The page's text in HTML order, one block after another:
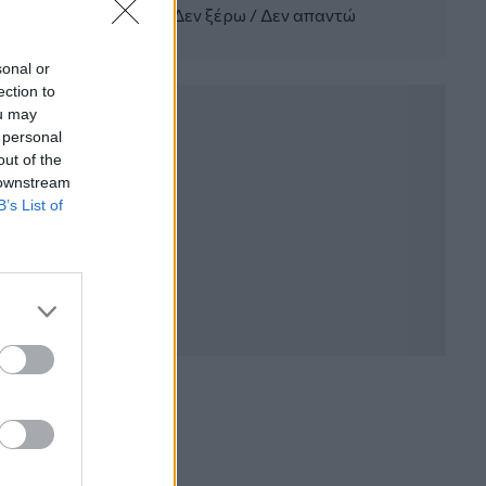
or
to
may
of the
List of
Σπύρος Γεωργαράς - «ΥΓΕΙΑ» /
Δεν ξέρω / Δεν απαντώ